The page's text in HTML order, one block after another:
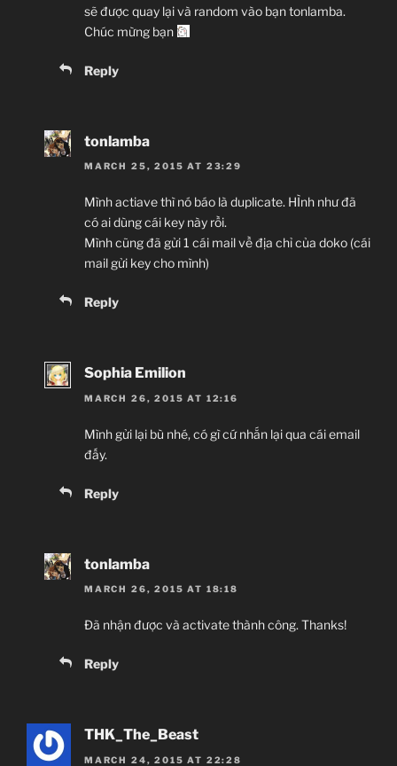
sẽ được quay lại và random vào bạn tonlamba.
Chúc mừng bạn
Reply
tonlamba
MARCH 25, 2015 AT 23:29
Mình actiave thì nó báo là duplicate. HÌnh như đã
có ai dùng cái key này rồi.
Mình cũng đã gửi 1 cái mail về địa chỉ của doko (cái
mail gửi key cho mình)
Reply
Sophia Emilion
MARCH 26, 2015 AT 12:16
Mình gửi lại bù nhé, có gì cứ nhắn lại qua cái email
đấy.
Reply
tonlamba
MARCH 26, 2015 AT 18:18
Đã nhận được và activate thành công. Thanks!
Reply
THK_The_Beast
MARCH 24, 2015 AT 22:28